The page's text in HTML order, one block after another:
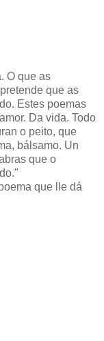
O que as
que as
Estes poemas
Da vida. Todo
o peito, que
bálsamo. Un
que o
que lle dá